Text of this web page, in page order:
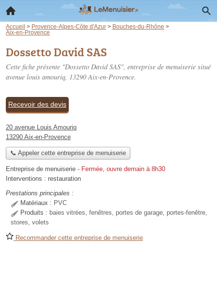
Accueil > Provence-Alpes-Côte d'Azur > Bouches-du-Rhône >
Aix-en-Provence
Dossetto David SAS
Cette fiche présente "Dossetto David SAS", entreprise de menuiserie situé
avenue louis amouriq, 13290 Aix-en-Provence.
Recevoir des devis
20 avenue Louis Amouriq
13290 Aix-en-Provence
📞 Appeler cette entreprise de menuiserie
Entreprise de menuiserie - Fermée, ouvre demain à 8h30
Interventions : restauration
Prestations principales :
Matériaux : PVC
Produits : baies vitrées, fenêtres, portes de garage, portes-fenêtre,
stores, volets
Recommander cette entreprise de menuiserie